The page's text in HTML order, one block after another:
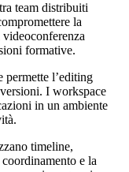
tra team distribuiti
la
formative.
l’editing
I workspace
in un ambiente
timeline,
e la